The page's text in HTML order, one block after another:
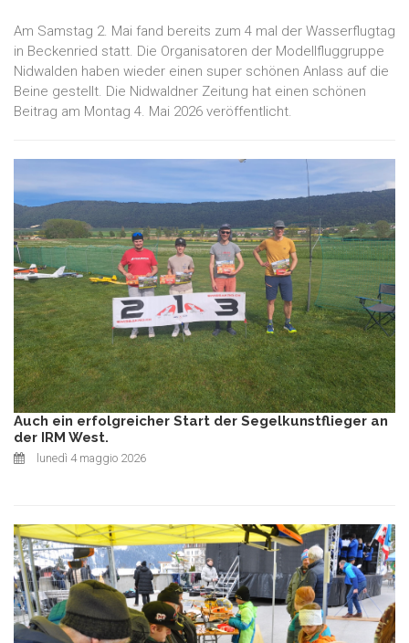
Am Samstag 2. Mai fand bereits zum 4 mal der Wasserflugtag
in Beckenried statt. Die Organisatoren der Modellfluggruppe
Nidwalden haben wieder einen super schönen Anlass auf die
Beine gestellt. Die Nidwaldner Zeitung hat einen schönen
Beitrag am Montag 4. Mai 2026 veröffentlicht.
Auch ein erfolgreicher Start der Segelkunstflieger an
der IRM West.
lunedì 4 maggio 2026